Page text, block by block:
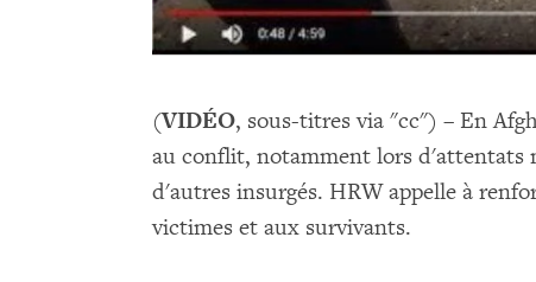
(VIDÉO, sous-titres via "cc") – En
au conflit, notamment lors d'attentats
d'autres insurgés. HRW appelle à
victimes et aux survivants.